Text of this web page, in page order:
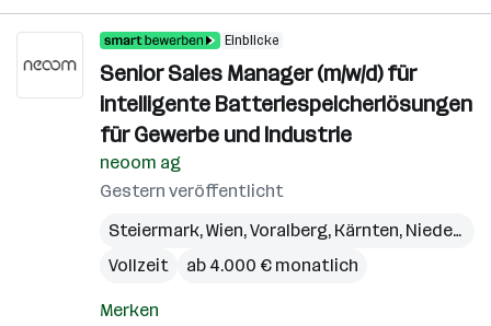
Einblicke
Senior Sales Manager (m/w/d) für
intelligente Batteriespeicherlösungen
für Gewerbe und Industrie
neoom ag
Gestern veröffentlicht
Steiermark,Wien,Voralberg, Kärnten, Niederösterreich
Vollzeit
ab 4.000 € monatlich
Merken